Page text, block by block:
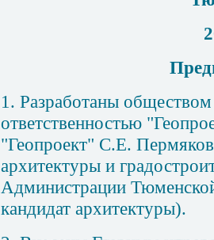
1. Разработаны
ответственностью
"Геопроект" С.Е.
архитектуры и
Администрации
кандидат архитектуры).